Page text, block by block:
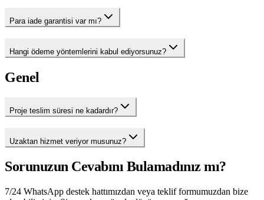
Para iade garantisi var mı?
Hangi ödeme yöntemlerini kabul ediyorsunuz?
Genel
Proje teslim süresi ne kadardır?
Uzaktan hizmet veriyor musunuz?
Sorunuzun Cevabını Bulamadınız mı?
7/24 WhatsApp destek hattımızdan veya teklif formumuzdan bize